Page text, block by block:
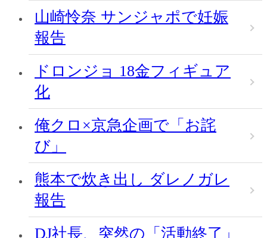
山崎怜奈 サンジャポで妊娠
報告
ドロンジョ 18金フィギュア
化
俺クロ×京急企画で「お詫
び」
熊本で炊き出し ダレノガレ
報告
DJ社長、突然の「活動終了」